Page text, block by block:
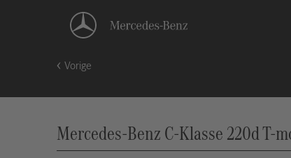
Vorige
Mercedes-Benz C-Klasse 220d T-